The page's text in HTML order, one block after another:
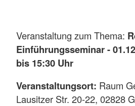
Veranstaltung zum Thema:
Einführungsseminar -
bis 15:30 Uhr
Veranstaltungsort: Raum
Lausitzer Str. 20-22, 02828